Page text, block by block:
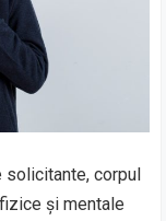
solicitante, corpul
și mentale